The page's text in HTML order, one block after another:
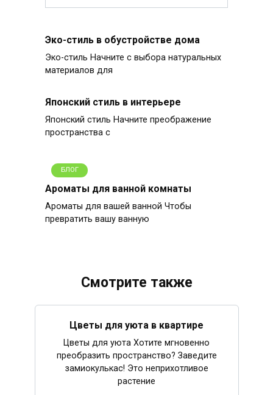
Эко-стиль в обустройстве дома
Эко-стиль Начните с выбора натуральных
материалов для
Японский стиль в интерьере
Японский стиль Начните преображение
пространства с
БЛОГ
Ароматы для ванной комнаты
Ароматы для вашей ванной Чтобы
превратить вашу ванную
Смотрите также
Цветы для уюта в квартире
Цветы для уюта Хотите мгновенно
преобразить пространство? Заведите
замиокулькас! Это неприхотливое
растение